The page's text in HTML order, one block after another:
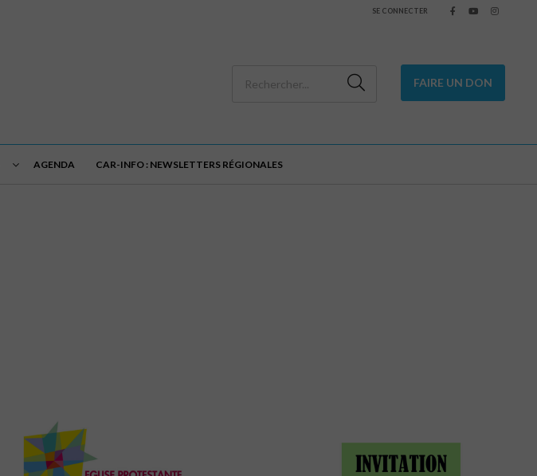
SE CONNECTER
FAIRE UN DON
AGENDA CAR-INFO : NEWSLETTERS RÉGIONALES